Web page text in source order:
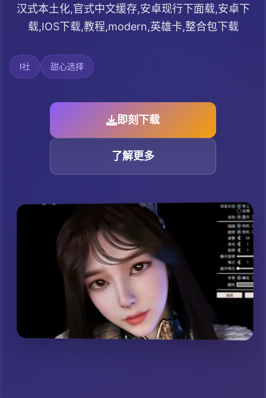
汉式本土化,官式中文缓存,安卓现行下面载,安卓下
载,IOS下载,教程,modern,英雄卡,整合包下载
I社 甜心选择
即刻下载
了解更多